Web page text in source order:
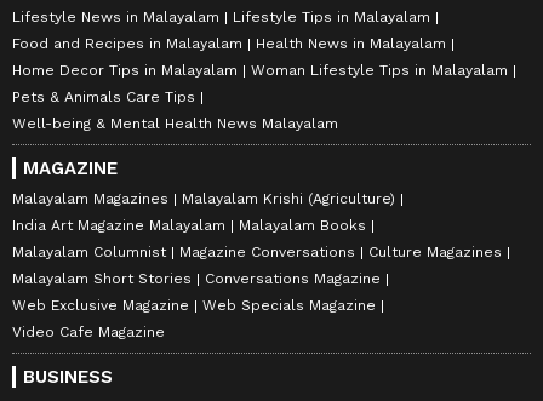
Lifestyle News in Malayalam
Lifestyle Tips in Malayalam
Food and Recipes in Malayalam
Health News in Malayalam
Home Decor Tips in Malayalam
Woman Lifestyle Tips in Malayalam
Pets & Animals Care Tips
Well-being & Mental Health News Malayalam
MAGAZINE
Malayalam Magazines
Malayalam Krishi (Agriculture)
India Art Magazine Malayalam
Malayalam Books
Malayalam Columnist
Magazine Conversations
Culture Magazines
Malayalam Short Stories
Conversations Magazine
Web Exclusive Magazine
Web Specials Magazine
Video Cafe Magazine
BUSINESS